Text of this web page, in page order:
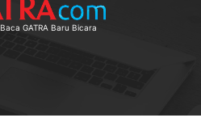
Baca GATRA Baru Bicara